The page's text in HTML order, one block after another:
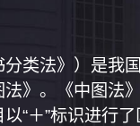
类法》）是
》。《中图
“＋”标识进行